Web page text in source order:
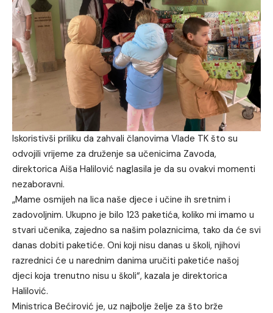
Iskoristivši priliku da zahvali članovima Vlade TK što su
odvojili vrijeme za druženje sa učenicima Zavoda,
direktorica Aiša Halilović naglasila je da su ovakvi momenti
nezaboravni.
„Mame osmijeh na lica naše djece i učine ih sretnim i
zadovoljnim. Ukupno je bilo 123 paketića, koliko mi imamo u
stvari učenika, zajedno sa našim polaznicima, tako da će svi
danas dobiti paketiće. Oni koji nisu danas u školi, njihovi
razrednici će u narednim danima uručiti paketiće našoj
djeci koja trenutno nisu u školi“, kazala je direktorica
Halilović.
Ministrica Bećirović je, uz najbolje želje za što brže